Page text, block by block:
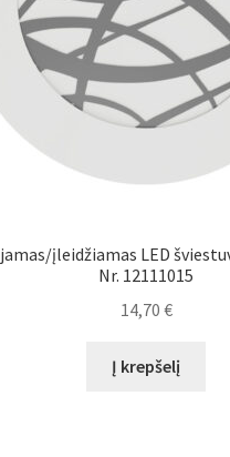
įleidžiamas LED
Nr. 12111015
14,70 €
Į krepšelį